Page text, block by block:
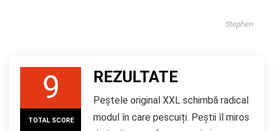
Stephen
9
TOTAL SCORE
REZULTATE
Peștele original XXL schimbă radical
modul în care pescuiți. Peștii îl miros